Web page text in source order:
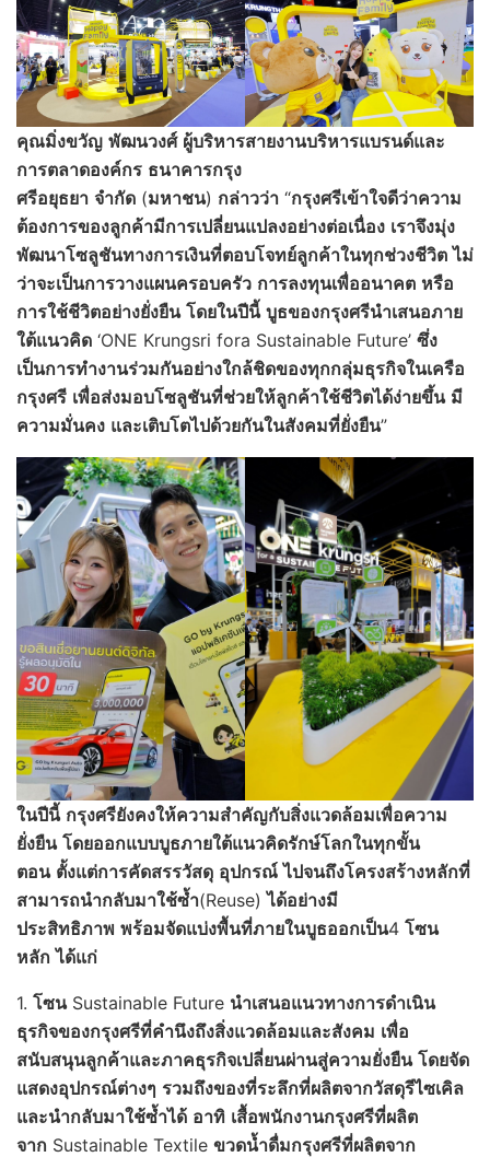
คุณมิ่งขวัญ พัฒนวงศ์ ผู้บริหารสายงานบริหารแบรนด์และ
การตลาดองค์กร ธนาคารกรุง
ศรีอยุธยา จำกัด (มหาชน) กล่าวว่า “กรุงศรีเข้าใจดีว่าความ
ต้องการของลูกค้ามีการเปลี่ยนแปลงอย่างต่อเนื่อง เราจึงมุ่ง
พัฒนาโซลูชันทางการเงินที่ตอบโจทย์ลูกค้าในทุกช่วงชีวิต ไม่
ว่าจะเป็นการวางแผนครอบครัว การลงทุนเพื่ออนาคต หรือ
การใช้ชีวิตอย่างยั่งยืน โดยในปีนี้ บูธของกรุงศรีนำเสนอภาย
ใต้แนวคิด ‘ONE Krungsri fora Sustainable Future’ ซึ่ง
เป็นการทำงานร่วมกันอย่างใกล้ชิดของทุกกลุ่มธุรกิจในเครือ
กรุงศรี เพื่อส่งมอบโซลูชันที่ช่วยให้ลูกค้าใช้ชีวิตได้ง่ายขึ้น มี
ความมั่นคง และเติบโตไปด้วยกันในสังคมที่ยั่งยืน”
ในปีนี้ กรุงศรียังคงให้ความสำคัญกับสิ่งแวดล้อมเพื่อความ
ยั่งยืน โดยออกแบบบูธภายใต้แนวคิดรักษ์โลกในทุกขั้น
ตอน ตั้งแต่การคัดสรรวัสดุ อุปกรณ์ ไปจนถึงโครงสร้างหลักที่
สามารถนำกลับมาใช้ซ้ำ(Reuse)ได้อย่างมี
ประสิทธิภาพ พร้อมจัดแบ่งพื้นที่ภายในบูธออกเป็น4 โซน
หลัก ได้แก่
1. โซนSustainable Future นำเสนอแนวทางการดำเนิน
ธุรกิจของกรุงศรีที่คำนึงถึงสิ่งแวดล้อมและสังคม เพื่อ
สนับสนุนลูกค้าและภาคธุรกิจเปลี่ยนผ่านสู่ความยั่งยืน โดยจัด
แสดงอุปกรณ์ต่างๆ รวมถึงของที่ระลึกที่ผลิตจากวัสดุรีไซเคิล
และนำกลับมาใช้ซ้ำได้ อาทิ เสื้อพนักงานกรุงศรีที่ผลิต
จาก Sustainable Textile ขวดน้ำดื่มกรุงศรีที่ผลิตจาก